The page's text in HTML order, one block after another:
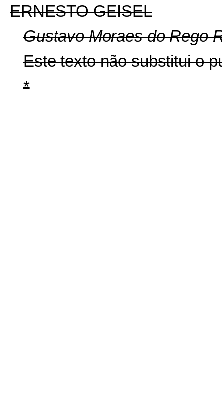
ERNESTO GEISEL
Gustavo Moraes do Rego
Este texto não substitui o
*